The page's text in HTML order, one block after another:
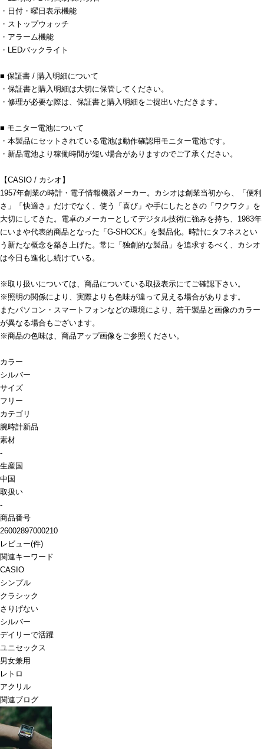
・日付・曜日表示機能
・ストップウォッチ
・アラーム機能
・LEDバックライト
■ 保証書 / 購入明細について
・保証書と購入明細は大切に保管してください。
・修理が必要な際は、保証書と購入明細をご提出いただきます。
■ モニター電池について
・本製品にセットされている電池は動作確認用モニター電池です。
・新品電池より稼働時間が短い場合がありますのでご了承ください。
【CASIO / カシオ】
1957年創業の時計・電子情報機器メーカー。カシオは創業当初から、「便利
さ」「快適さ」だけでなく、使う「喜び」や手にしたときの「ワクワク」を
大切にしてきた。電卓のメーカーとしてデジタル技術に強みを持ち、1983年
にいまや代表的商品となった「G-SHOCK」を製品化。時計にタフネスとい
う新たな概念を築き上げた。常に「独創的な製品」を追求するべく、カシオ
は今日も進化し続けている。
※取り扱いについては、商品についている取扱表示にてご確認下さい。
※照明の関係により、実際よりも色味が違って見える場合があります。
またパソコン・スマートフォンなどの環境により、若干製品と画像のカラー
が異なる場合もございます。
※商品の色味は、商品アップ画像をご参照ください。
カラー
シルバー
サイズ
フリー
カテゴリ
腕時計新品
素材
-
生産国
中国
取扱い
-
商品番号
26002897000210
レビュー(件)
関連キーワード
CASIO
シンプル
クラシック
さりげない
シルバー
デイリーで活躍
ユニセックス
男女兼用
レトロ
アクリル
関連ブログ